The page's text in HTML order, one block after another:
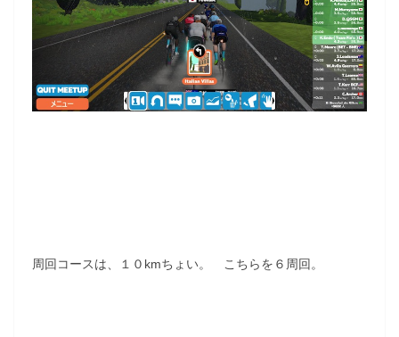
周回コースは、１０kmちょい。 こちらを６周回。